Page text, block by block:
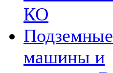
КО
Подземные
машины и